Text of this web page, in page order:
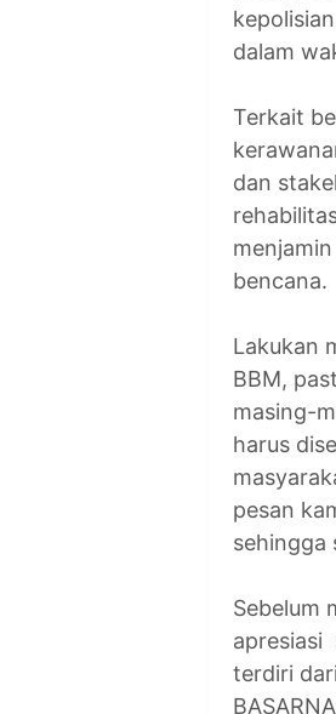
dalam
Terkait
dan
bencana.
Lakukan
BBM,
masing-
harus
pesan
sehingga
Sebelum
apresiasi
terdiri